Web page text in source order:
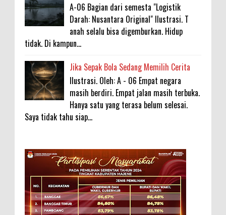
A-06 Bagian dari semesta "Logistik
Darah: Nusantara Original" Ilustrasi. T
anah selalu bisa digemburkan. Hidup
tidak. Di kampun...
Jika Sepak Bola Sedang Memilih Cerita
Ilustrasi. Oleh: A - 06 Empat negara
masih berdiri. Empat jalan masih terbuka.
Hanya satu yang terasa belum selesai.
Saya tidak tahu siap...